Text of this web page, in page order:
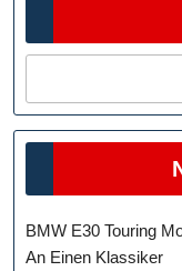
BMW E30 Touring
An Einen Klassiker